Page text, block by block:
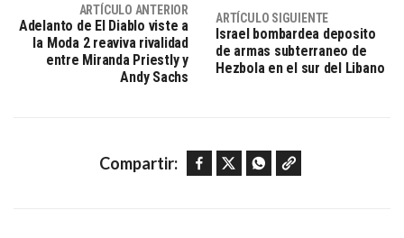
ARTÍCULO ANTERIOR
Adelanto de El Diablo viste a
la Moda 2 reaviva rivalidad
entre Miranda Priestly y
Andy Sachs
ARTÍCULO SIGUIENTE
Israel bombardea deposito
de armas subterraneo de
Hezbola en el sur del Libano
Compartir: Facebook Twitter WhatsApp Copy link